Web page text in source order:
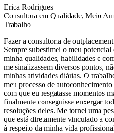
Erica Rodrigues
Consultora em Qualidade, Meio
Trabalho
Fazer a consultoria de
Sempre subestimei o meu
minha qualidades, habilidades e
me sinalizassem diversos pontos,
minhas atividades diárias. O
meu processo de
com que eu resgatasse momentos
finalmente conseguisse enxergar
resoluções deles. Me tornei uma
que está diretamente vinculado a
à respeito da minha vida